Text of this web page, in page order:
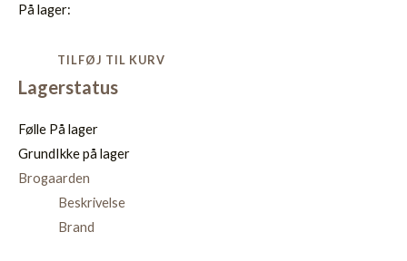
På lager:
TILFØJ TIL KURV
Lagerstatus
Følle På lager
GrundIkke på lager
Brogaarden
Beskrivelse
Brand